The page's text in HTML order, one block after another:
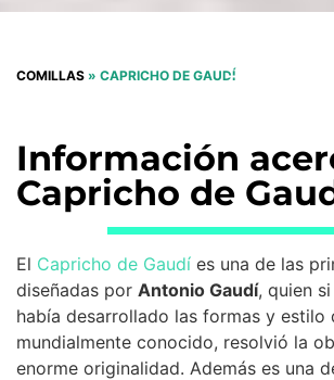
VER MÁS
COMILLAS » CAPRICHO DE GAUDÍ
Información
Capricho de
El Capricho de Gaudí es una de las
diseñadas por Antonio Gaudí, quien
había desarrollado las formas y estilo
mundialmente conocido, resolvió la
enorme originalidad. Además es una